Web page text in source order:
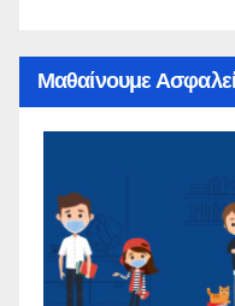
Μαθαίνουμε